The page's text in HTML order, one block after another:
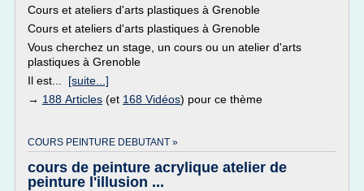
Cours et ateliers d'arts plastiques à Grenoble
Cours et ateliers d'arts plastiques à Grenoble
Vous cherchez un stage, un cours ou un atelier d'arts
plastiques à Grenoble
Il est... [suite...]
→ 188 Articles (et 168 Vidéos) pour ce thème
COURS PEINTURE DEBUTANT »
cours de peinture acrylique atelier de
peinture l'illusion ...